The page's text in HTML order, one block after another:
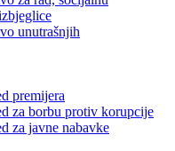
unutrašnjih
premijera
za borbu protiv korupcije
za javne nabavke